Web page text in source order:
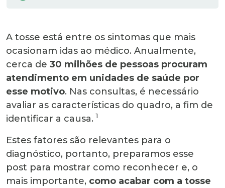
A tosse está entre os sintomas que mais
ocasionam idas ao médico. Anualmente,
cerca de 30 milhões de pessoas procuram
atendimento em unidades de saúde por
esse motivo. Nas consultas, é necessário
avaliar as características do quadro, a fim de
identificar a causa. 1
Estes fatores são relevantes para o
diagnóstico, portanto, preparamos esse
post para mostrar como reconhecer e, o
mais importante, como acabar com a tosse